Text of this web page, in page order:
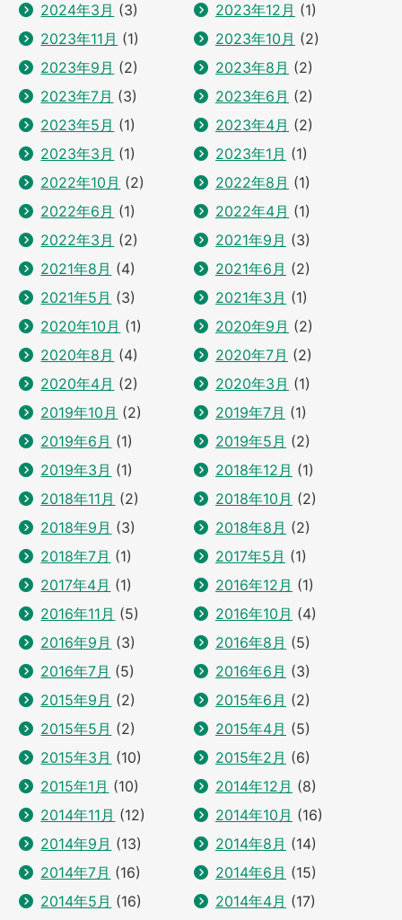
2024年3月 (3) 2023年12月 (1)
2023年11月 (1) 2023年10月 (2)
2023年9月 (2) 2023年8月 (2)
2023年7月 (3) 2023年6月 (2)
2023年5月 (1) 2023年4月 (2)
2023年3月 (1) 2023年1月 (1)
2022年10月 (2) 2022年8月 (1)
2022年6月 (1) 2022年4月 (1)
2022年3月 (2) 2021年9月 (3)
2021年8月 (4) 2021年6月 (2)
2021年5月 (3) 2021年3月 (1)
2020年10月 (1) 2020年9月 (2)
2020年8月 (4) 2020年7月 (2)
2020年4月 (2) 2020年3月 (1)
2019年10月 (2) 2019年7月 (1)
2019年6月 (1) 2019年5月 (2)
2019年3月 (1) 2018年12月 (1)
2018年11月 (2) 2018年10月 (2)
2018年9月 (3) 2018年8月 (2)
2018年7月 (1) 2017年5月 (1)
2017年4月 (1) 2016年12月 (1)
2016年11月 (5) 2016年10月 (4)
2016年9月 (3) 2016年8月 (5)
2016年7月 (5) 2016年6月 (3)
2015年9月 (2) 2015年6月 (2)
2015年5月 (2) 2015年4月 (5)
2015年3月 (10) 2015年2月 (6)
2015年1月 (10) 2014年12月 (8)
2014年11月 (12) 2014年10月 (16)
2014年9月 (13) 2014年8月 (14)
2014年7月 (16) 2014年6月 (15)
2014年5月 (16) 2014年4月 (17)